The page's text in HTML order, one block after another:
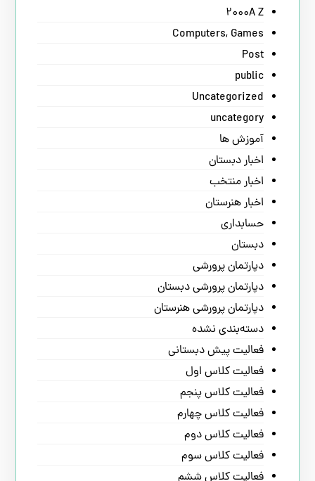
2000A Z
Computers, Games
Post
public
Uncategorized
uncategory
آموزش ها
اخبار دبستان
اخبار منتخب
اخبار هنرستان
حسابداری
دبستان
دپارتمان پرورشی
دپارتمان پرورشی دبستان
دپارتمان پرورشی هنرستان
دسته‌بندی نشده
فعالیت پیش دبستانی
فعالیت کلاس اول
فعالیت کلاس پنجم
فعالیت کلاس چهارم
فعالیت کلاس دوم
فعالیت کلاس سوم
فعالیت کلاس ششم